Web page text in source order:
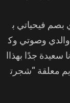
بصم فيحياتي ب
والدي وصوتي وك
جدًا بهذاا
معلقة “شجرت